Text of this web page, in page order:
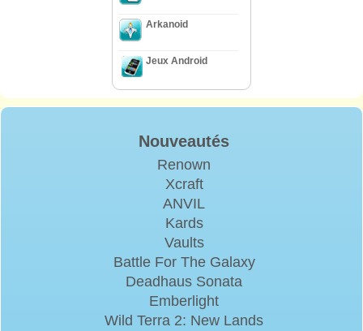
Arkanoid
Jeux Android
Nouveautés
Renown
Xcraft
ANVIL
Kards
Vaults
Battle For The Galaxy
Deadhaus Sonata
Emberlight
Wild Terra 2: New Lands